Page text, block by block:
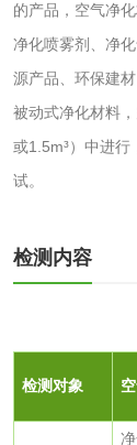
的产品，空气净
净化喷雾剂、净
源产品、环保建
被动式净化材料
或1.5m³）中进行
试。
检测内容
检测对象